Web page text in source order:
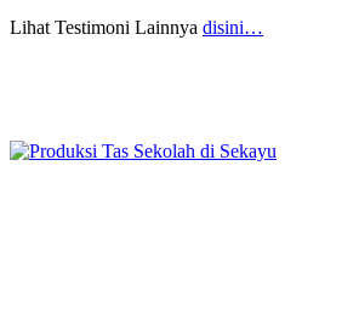
Lihat Testimoni Lainnya disini…